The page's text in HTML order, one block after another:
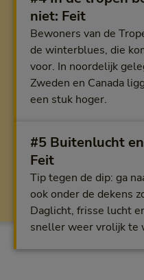
niet: Feit
Bewoners van de
de winterblues, die
voor. In noordelijk
Zweden en Canada
een stuk hoger.
#5 Buitenlucht
Feit
Tip tegen de dip: ga
ook onder de dekens
Daglicht, frisse lucht
sneller weer vrolijk te